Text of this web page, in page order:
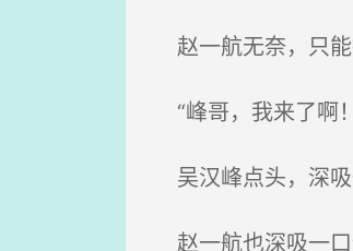
赵一航无奈，只能
“峰哥，我来了啊
吴汉峰点头，深吸
赵一航也深吸一口